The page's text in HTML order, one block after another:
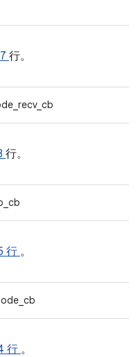
行。
行。
行 。
行 。